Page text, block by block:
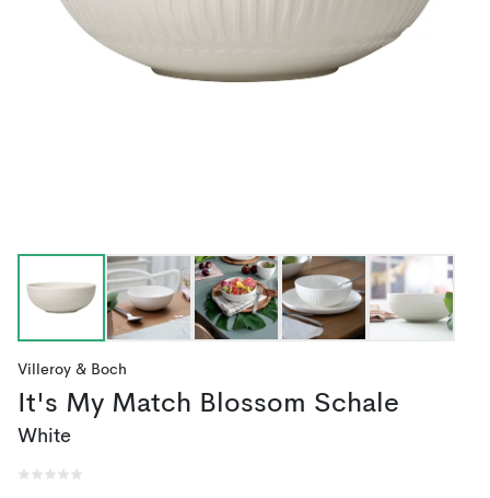
Villeroy & Boch
It's My Match Blossom Schale
White